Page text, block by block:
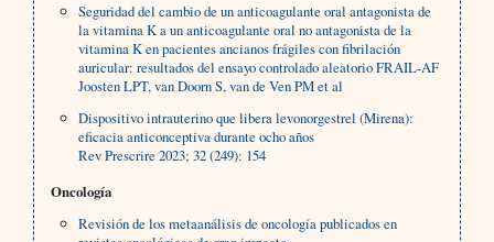
Seguridad del cambio de un anticoagulante oral antagonista de
la vitamina K a un anticoagulante oral no antagonista de la
vitamina K en pacientes ancianos frágiles con fibrilación
auricular: resultados del ensayo controlado aleatorio FRAIL-AF
Joosten LPT, van Doorn S, van de Ven PM et al
Dispositivo intrauterino que libera levonorgestrel (Mirena):
eficacia anticonceptiva durante ocho años
Rev Prescrire 2023; 32 (249): 154
Oncología
Revisión de los metaanálisis de oncología publicados en